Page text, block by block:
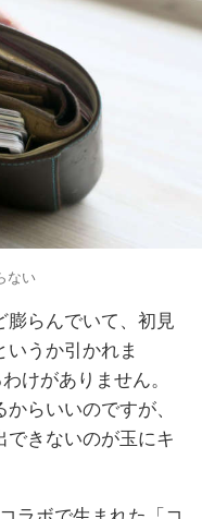
ない
膨らんでいて、初見
うか引かれま
けがありません。
らいいのですが、
きないのが玉にキ